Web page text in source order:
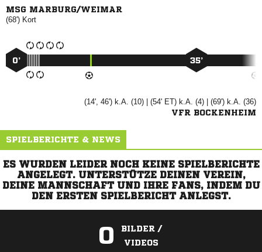
MSG MARBURG/WEIMAR
(68') 
0’ 35’
(14', 46') k.A. (10) | (54' ET) k.A. (4) | (69') k.A. (36)
VFR BOCKENHEIM
SPIELBERICHTE & NEWS
ES WURDEN LEIDER NOCH KEINE SPIELBERICHTE
ANGELEGT. UNTERSTÜTZE DEINEN VEREIN,
DEINE MANNSCHAFT UND IHRE FANS, INDEM DU
DEN ERSTEN SPIELBERICHT ANLEGST.
0
BILDER /
VIDEOS